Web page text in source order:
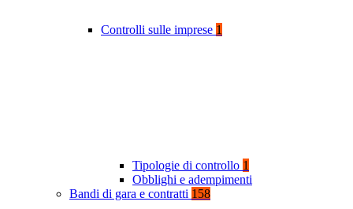
Controlli sulle imprese 1
Tipologie di controllo 1
Obblighi e adempimenti
Bandi di gara e contratti 158